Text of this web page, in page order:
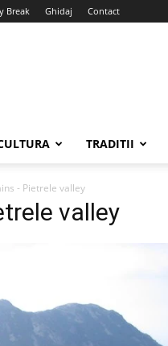
Break Ghidaj Contact
TRADITII
- Pietrele valley
valley